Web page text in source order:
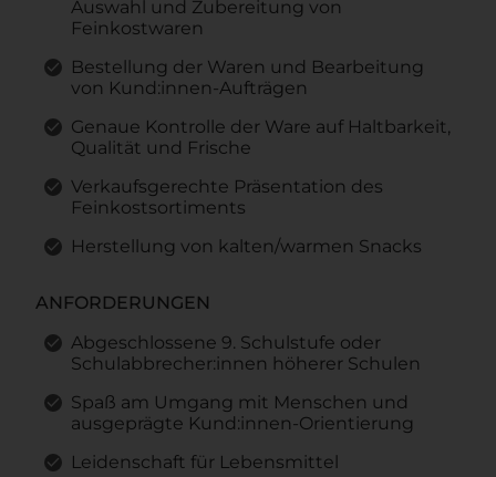
Auswahl und Zubereitung von
Feinkostwaren
Bestellung der Waren und Bearbeitung
von Kund:innen-Aufträgen
Genaue Kontrolle der Ware auf Haltbarkeit,
Qualität und Frische
Verkaufsgerechte Präsentation des
Feinkostsortiments
Herstellung von kalten/warmen Snacks
ANFORDERUNGEN
Abgeschlossene 9. Schulstufe oder
Schulabbrecher:innen höherer Schulen
Spaß am Umgang mit Menschen und
ausgeprägte Kund:innen-Orientierung
Leidenschaft für Lebensmittel